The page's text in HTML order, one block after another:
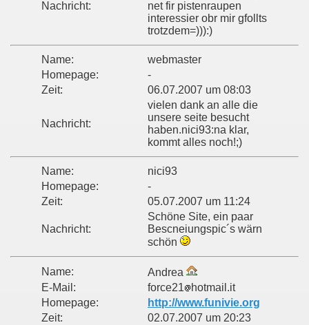
Nachricht:
net fir pistenraupen
interessier obr mir gfollts
trotzdem=))):)
Name:
webmaster
Homepage:
-
Zeit:
06.07.2007 um 08:03
Nachricht:
vielen dank an alle die
unsere seite besucht
haben.nici93:na klar,
kommt alles noch!;)
Name:
nici93
Homepage:
-
Zeit:
05.07.2007 um 11:24
Nachricht:
Schöne Site, ein paar
Bescneiungspic´s wärn
schön
Name:
Andrea
E-Mail:
force21
hotmail.it
Homepage:
http://www.funivie.org
Zeit:
02.07.2007 um 20:23